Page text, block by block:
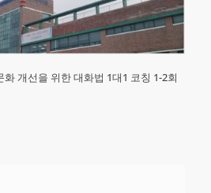
개선을 위한 대화법 1대1 코칭 1-2회